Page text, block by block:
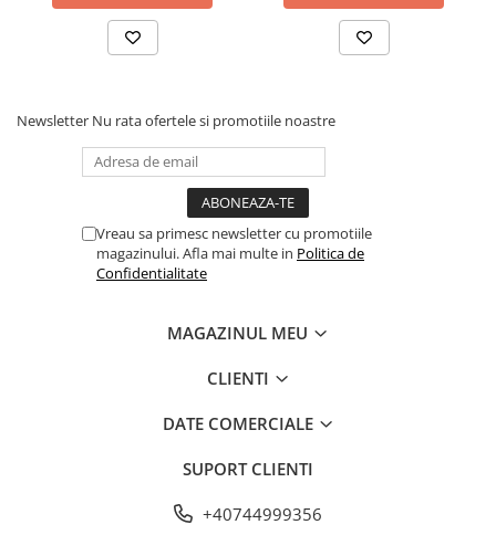
Newsletter Nu rata ofertele si promotiile noastre
Vreau sa primesc newsletter cu promotiile
magazinului. Afla mai multe in Politica de
Confidentialitate
MAGAZINUL MEU
CLIENTI
DATE COMERCIALE
SUPORT CLIENTI
+40744999356